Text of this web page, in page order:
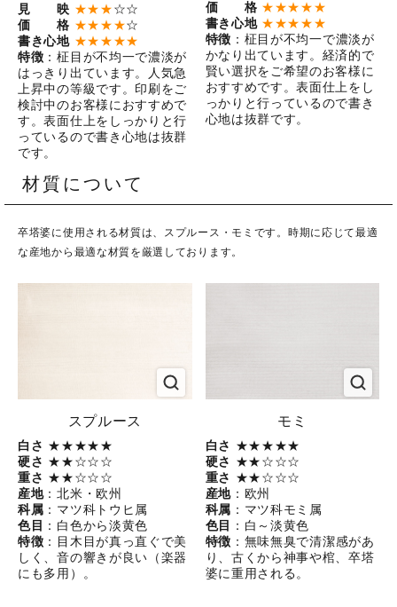
見 映 ★★★ ☆☆
価 格 ★★★★☆
書き心地 ★★★★★
特徴 ：柾目が不均一で濃淡が
はっきり出ています。人気急
上昇中の等級です。印刷をご
検討中のお客様におすすめで
す。表面仕上をしっかりと行
っているので書き心地は抜群
です。
価 格 ★★★★★
書き心地 ★★★★★
特徴 ：柾目が不均一で濃淡が
かなり出ています。経済的で
賢い選択をご希望のお客様に
おすすめです。表面仕上をし
っかりと行っているので書き
心地は抜群です。
材質について
卒塔婆に使用される材質は、スプルース・モミです。時期に応じて最適
な産地から最適な材質を厳選しております。
スプルース
白さ ★★★★★
硬さ ★★☆☆☆
重さ ★★☆☆☆
産地：北米・欧州
科属 ：マツ科トウヒ属
色目 ：白色から淡黄色
特徴 ：目木目が真っ直ぐで美
しく、音の響きが良い（楽器
にも多用）。
モミ
白さ ★★★★★
硬さ ★★☆☆☆
重さ ★★☆☆☆
産地：欧州
科属 ：マツ科モミ属
色目
：白～淡黄色
特徴 ：無味無臭で清潔感があ
り、古くから神事や棺、卒塔
婆に重用される。